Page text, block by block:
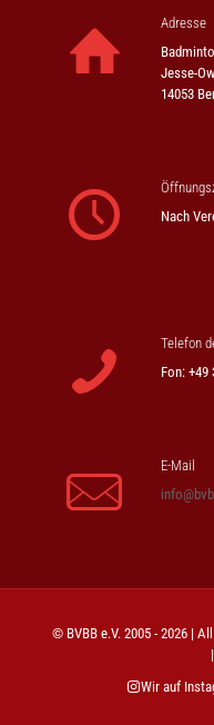
Adresse
Jesse-
14053
Nach
Telefon
Fon: +49
E-Mail
© BVBB e.V. 2005 - 2026 |
|
Wir auf